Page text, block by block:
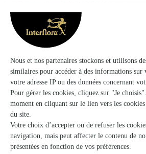
Monceau Fleurs
★★★★ ★4.3 (129)
150 avenue Alfred Nobel
Voir la boutique